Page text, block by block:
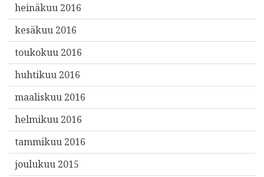
heinäkuu 2016
kesäkuu 2016
toukokuu 2016
huhtikuu 2016
maaliskuu 2016
helmikuu 2016
tammikuu 2016
joulukuu 2015